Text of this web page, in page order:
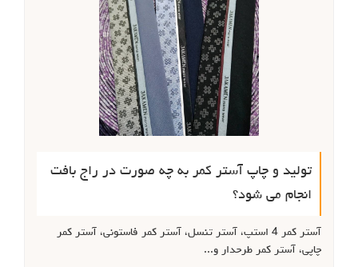
تولید و چاپ آستر کمر به چه صورت در راج بافت
انجام می شود؟
آستر کمر 4 استپ، آستر تنسل، آستر کمر فاستونی، آستر کمر
چاپی، آستر کمر طرحدار و...